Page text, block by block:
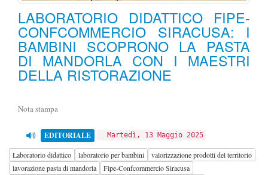
LABORATORIO DIDATTICO FIPE-
CONFCOMMERCIO SIRACUSA: I
BAMBINI SCOPRONO LA PASTA
DI MANDORLA CON I MAESTRI
DELLA RISTORAZIONE
Nota stampa
EDITORIALE Martedì, 13 Maggio 2025
Laboratorio didattico laboratorio per bambini
valorizzazione prodotti del territorio
lavorazione pasta di mandorla
Fipe-Confcommercio Siracusa